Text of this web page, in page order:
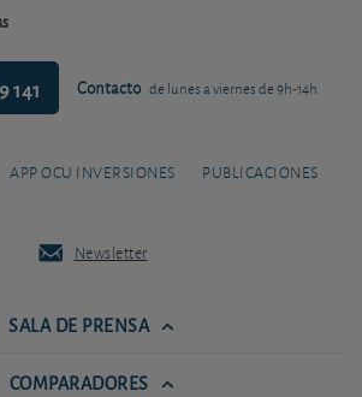
141 Contacto de lunes a viernes de 9h-14h
APP OCU INVERSIONES PUBLICACIONES
Newsletter
SALA DE PRENSA
COMPARADORES